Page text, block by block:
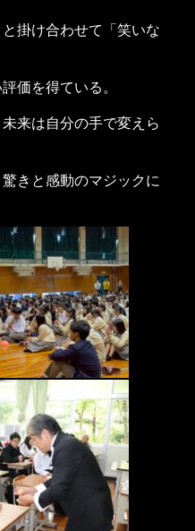
掛け合わせて「笑いな
価を得ている。
来は自分の手で変えら
きと感動のマジックに